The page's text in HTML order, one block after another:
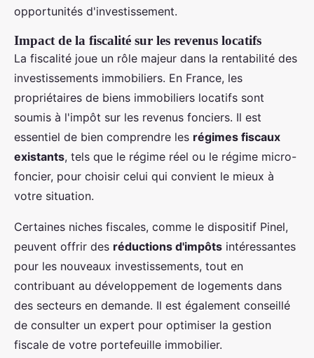
opportunités d'investissement.
Impact de la fiscalité sur les revenus locatifs
La fiscalité joue un rôle majeur dans la rentabilité des
investissements immobiliers. En France, les
propriétaires de biens immobiliers locatifs sont
soumis à l'impôt sur les revenus fonciers. Il est
essentiel de bien comprendre les régimes fiscaux
existants, tels que le régime réel ou le régime micro-
foncier, pour choisir celui qui convient le mieux à
votre situation.
Certaines niches fiscales, comme le dispositif Pinel,
peuvent offrir des réductions d'impôts intéressantes
pour les nouveaux investissements, tout en
contribuant au développement de logements dans
des secteurs en demande. Il est également conseillé
de consulter un expert pour optimiser la gestion
fiscale de votre portefeuille immobilier.